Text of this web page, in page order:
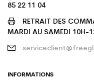
85 22 11 04
RETRAIT DES
MARDI AU SAMEDI 10H-
INFORMATIONS